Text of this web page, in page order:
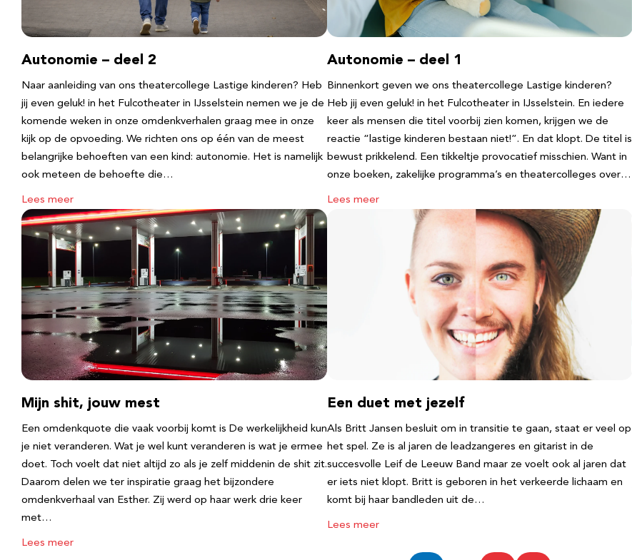
Autonomie – deel 2
Naar aanleiding van ons theatercollege Lastige kinderen? Heb
jij even geluk! in het Fulcotheater in IJsselstein nemen we je de
komende weken in onze omdenkverhalen graag mee in onze
kijk op de opvoeding. We richten ons op één van de meest
belangrijke behoeften van een kind: autonomie. Het is namelijk
ook meteen de behoefte die…
Lees meer
Autonomie – deel 1
Binnenkort geven we ons theatercollege Lastige kinderen?
Heb jij even geluk! in het Fulcotheater in IJsselstein. En iedere
keer als mensen die titel voorbij zien komen, krijgen we de
reactie “lastige kinderen bestaan niet!”. En dat klopt. De titel is
bewust prikkelend. Een tikkeltje provocatief misschien. Want in
onze boeken, zakelijke programma’s en theatercolleges over…
Lees meer
Mijn shit, jouw mest
Een omdenkquote die vaak voorbij komt is De werkelijkheid kun
je niet veranderen. Wat je wel kunt veranderen is wat je ermee
doet. Toch voelt dat niet altijd zo als je zelf middenin de shit zit.
Daarom delen we ter inspiratie graag het bijzondere
omdenkverhaal van Esther. Zij werd op haar werk drie keer
met…
Lees meer
Een duet met jezelf
Als Britt Jansen besluit om in transitie te gaan, staat er veel op
het spel. Ze is al jaren de leadzangeres en gitarist in de
succesvolle Leif de Leeuw Band maar ze voelt ook al jaren dat
er iets niet klopt. Britt is geboren in het verkeerde lichaam en
komt bij haar bandleden uit de…
Lees meer